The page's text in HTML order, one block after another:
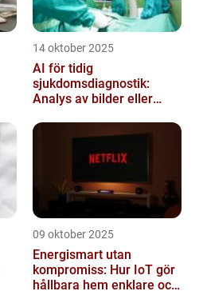
14 oktober 2025
AI för tidig
sjukdomsdiagnostik:
Analys av bilder eller
09 oktober 2025
Energismart utan
kompromiss: Hur IoT gör
hållbara hem enklare och